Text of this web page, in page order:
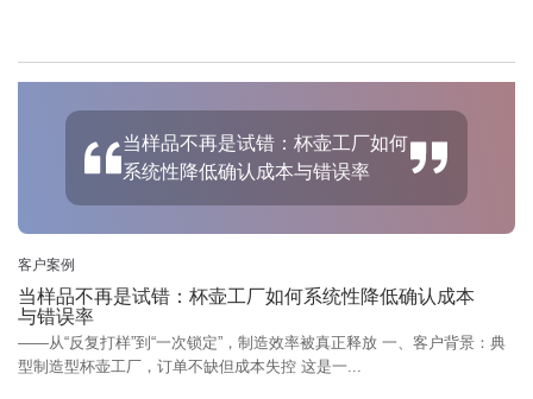
当样品不再是试错：杯壶工厂如何
系统性降低确认成本与错误率
客户案例
当样品不再是试错：杯壶工厂如何系统性降低确认成本
与错误率
——从“反复打样”到“一次锁定”，制造效率被真正释放 一、客户背景：典
型制造型杯壶工厂，订单不缺但成本失控 这是一...